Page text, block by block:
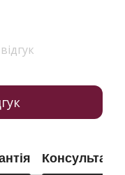
Консультація